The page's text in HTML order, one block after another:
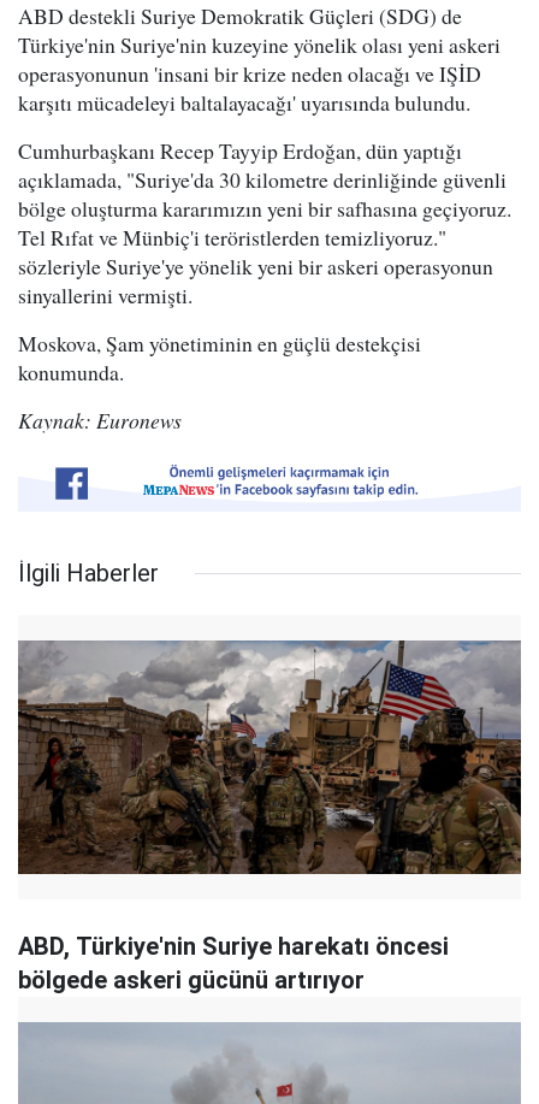
ABD destekli Suriye Demokratik Güçleri (SDG) de
Türkiye'nin Suriye'nin kuzeyine yönelik olası yeni askeri
operasyonunun 'insani bir krize neden olacağı ve IŞİD
karşıtı mücadeleyi baltalayacağı' uyarısında bulundu.
Cumhurbaşkanı Recep Tayyip Erdoğan, dün yaptığı
açıklamada, "Suriye'da 30 kilometre derinliğinde güvenli
bölge oluşturma kararımızın yeni bir safhasına geçiyoruz.
Tel Rıfat ve Münbiç'i teröristlerden temizliyoruz."
sözleriyle Suriye'ye yönelik yeni bir askeri operasyonun
sinyallerini vermişti.
Moskova, Şam yönetiminin en güçlü destekçisi
konumunda.
Kaynak: Euronews
İlgili Haberler
ABD, Türkiye'nin Suriye harekatı öncesi
bölgede askeri gücünü artırıyor